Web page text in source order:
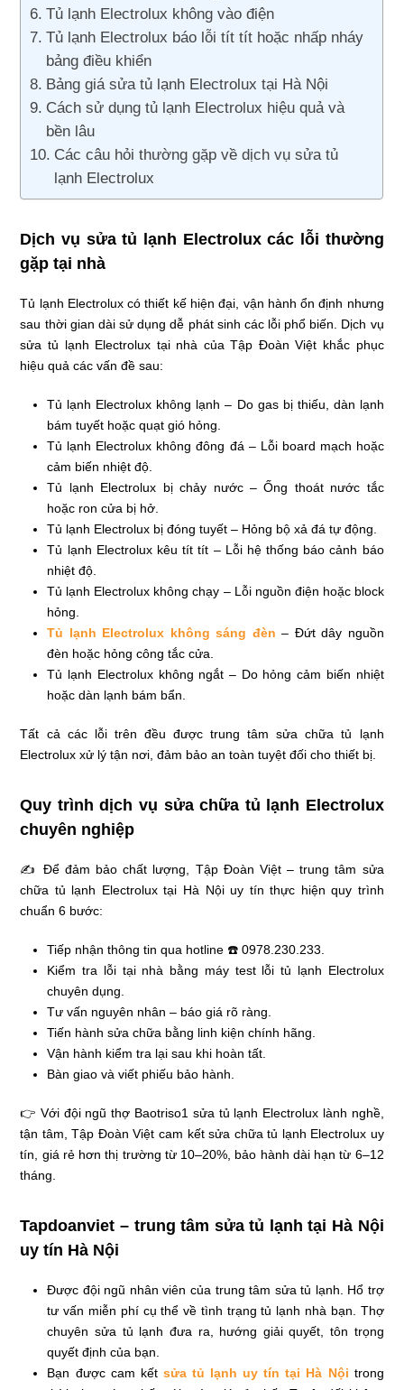
Tủ lạnh Electrolux không vào điện
Tủ lạnh Electrolux báo lỗi tít tít hoặc nhấp nháy
bảng điều khiển
Bảng giá sửa tủ lạnh Electrolux tại Hà Nội
Cách sử dụng tủ lạnh Electrolux hiệu quả và
bền lâu
Các câu hỏi thường gặp về dịch vụ sửa tủ
lạnh Electrolux
Dịch vụ sửa tủ lạnh Electrolux các lỗi thường
gặp tại nhà
Tủ lạnh Electrolux có thiết kế hiện đại, vận hành ổn định nhưng
sau thời gian dài sử dụng dễ phát sinh các lỗi phổ biến. Dịch vụ
sửa tủ lạnh Electrolux tại nhà của Tập Đoàn Việt khắc phục
hiệu quả các vấn đề sau:
Tủ lạnh Electrolux không lạnh – Do gas bị thiếu, dàn lạnh
bám tuyết hoặc quạt gió hỏng.
Tủ lạnh Electrolux không đông đá – Lỗi board mạch hoặc
cảm biến nhiệt độ.
Tủ lạnh Electrolux bị chảy nước – Ống thoát nước tắc
hoặc ron cửa bị hở.
Tủ lạnh Electrolux bị đóng tuyết – Hỏng bộ xả đá tự động.
Tủ lạnh Electrolux kêu tít tít – Lỗi hệ thống báo cảnh báo
nhiệt độ.
Tủ lạnh Electrolux không chạy – Lỗi nguồn điện hoặc block
hỏng.
Tủ lạnh Electrolux không sáng đèn – Đứt dây nguồn
đèn hoặc hỏng công tắc cửa.
Tủ lạnh Electrolux không ngắt – Do hỏng cảm biến nhiệt
hoặc dàn lạnh bám bẩn.
Tất cả các lỗi trên đều được trung tâm sửa chữa tủ lạnh
Electrolux xử lý tận nơi, đảm bảo an toàn tuyệt đối cho thiết bị.
Quy trình dịch vụ sửa chữa tủ lạnh Electrolux
chuyên nghiệp
✍ Để đảm bảo chất lượng, Tập Đoàn Việt – trung tâm sửa
chữa tủ lạnh Electrolux tại Hà Nội uy tín thực hiện quy trình
chuẩn 6 bước:
Tiếp nhận thông tin qua hotline ☎️ 0978.230.233.
Kiểm tra lỗi tại nhà bằng máy test lỗi tủ lạnh Electrolux
chuyên dụng.
Tư vấn nguyên nhân – báo giá rõ ràng.
Tiến hành sửa chữa bằng linh kiện chính hãng.
Vận hành kiểm tra lại sau khi hoàn tất.
Bàn giao và viết phiếu bảo hành.
👉 Với đội ngũ thợ Baotriso1 sửa tủ lạnh Electrolux lành nghề,
tận tâm, Tập Đoàn Việt cam kết sửa chữa tủ lạnh Electrolux uy
tín, giá rẻ hơn thị trường từ 10–20%, bảo hành dài hạn từ 6–12
tháng.
Tapdoanviet – trung tâm sửa tủ lạnh tại Hà Nội
uy tín Hà Nội
Được đội ngũ nhân viên của trung tâm sửa tủ lạnh. Hổ trợ
tư vấn miễn phí cụ thể về tình trạng tủ lạnh nhà bạn. Thợ
chuyên sửa tủ lạnh đưa ra, hướng giải quyết, tôn trọng
quyết định của bạn.
Bạn được cam kết sửa tủ lạnh uy tín tại Hà Nội trong